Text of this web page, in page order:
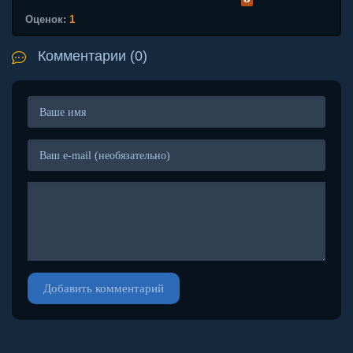
Оценок: 1
Комментарии (0)
Добавить комментарий